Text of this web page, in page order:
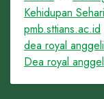
Kehidupan
pmb.sttians.ac.id
dea royal
Dea royal